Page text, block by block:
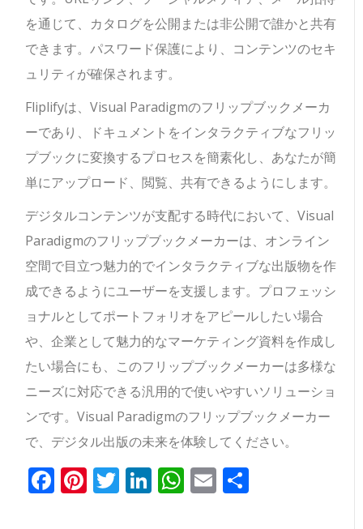
を通じて、カタログを公開または非公開で誰かと共有
できます。パスワード保護により、コンテンツのセキ
ュリティが確保されます。
Fliplifyは、Visual Paradigmのフリップブックメーカ
ーであり、ドキュメントをインタラクティブなフリッ
プブックに変換するプロセスを簡素化し、あなたが簡
単にアップロード、閲覧、共有できるようにします。
デジタルコンテンツが支配する時代において、Visual
Paradigmのフリップブックメーカーは、オンライン
空間で目立つ魅力的でインタラクティブな出版物を作
成できるようにユーザーを支援します。プロフェッシ
ョナルとしてポートフォリオをアピールしたい場合
や、企業として魅力的なマーケティング資料を作成し
たい場合にも、このフリップブックメーカーは多様な
ニーズに対応できる汎用的で使いやすいソリューショ
ンです。Visual Paradigmのフリップブックメーカー
で、デジタル出版の未来を体験してください。
Facebook
Pinterest
Twitter
LinkedIn
WhatsApp
Email